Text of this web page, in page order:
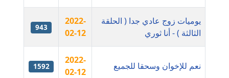
عاملة
مدونة أمل زيادة
يوميات زوج عادي جدا ( الحلقة
الثالثة ) - أنا ثوري
2022-
02-12
943
نعم للإخوان وسحقا للجميع
2022-
02-12
1592